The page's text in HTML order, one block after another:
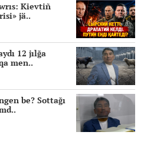
Kievtiñ
jä..
12 jılğa
men..
be? Sottağı